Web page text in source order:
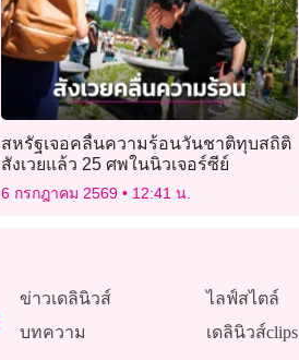
สหรัฐเจอคลื่นความร้อนวันชาติทุบสถิติ
สังเวยแล้ว 25 ศพในนิวเจอร์ซีย์
6 กรกฎาคม 2569 12:41 น.
ข่าวเดลินิวส์
บทความ
ไลฟ์สไตล์
เดลินิวส์clips